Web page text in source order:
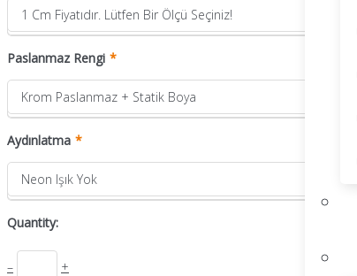
1 Cm Fiyatıdır. Lütfen Bir Ölçü Seçiniz!
Paslanmaz Rengi
Krom Paslanmaz + Statik Boya
Aydınlatma
Neon Işık Yok
Quantity:
– +